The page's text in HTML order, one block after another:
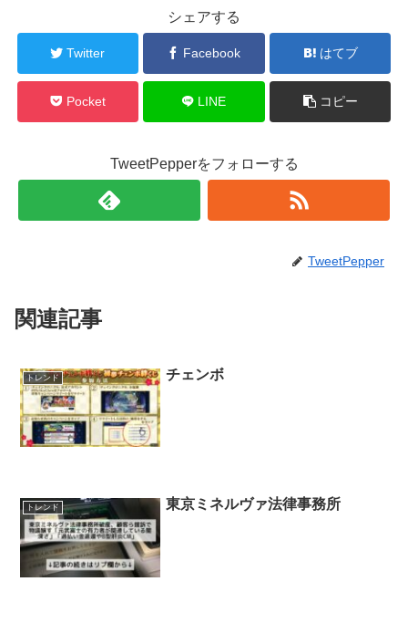
シェアする
Twitter Facebook はてブ
Pocket LINE コピー
TweetPepperをフォローする
TweetPepper
関連記事
トレンド チェンボ
トレンド 東京ミネルヴァ法律事務所